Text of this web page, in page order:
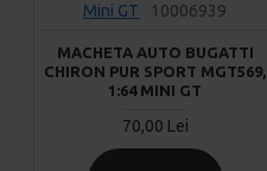
Mini GT 10006939
MACHETA AUTO BUGATTI
CHIRON PUR SPORT MGT569,
1:64 MINI GT
70,00 Lei